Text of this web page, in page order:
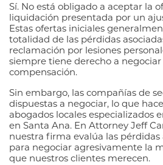
Sí. No está obligado a aceptar la
liquidación presentada por un
Estas ofertas iniciales
totalidad de las pérdidas
reclamación por lesiones
siempre tiene derecho a
compensación.
Sin embargo, las compañías de
dispuestas a negociar, lo que
abogados locales especializados
en Santa Ana. En Attorney Jeff
nuestra firma evalúa las
para negociar agresivamente la
que nuestros clientes merecen.